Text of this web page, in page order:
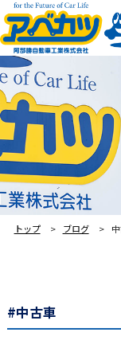
トップ ブログ
#中古車